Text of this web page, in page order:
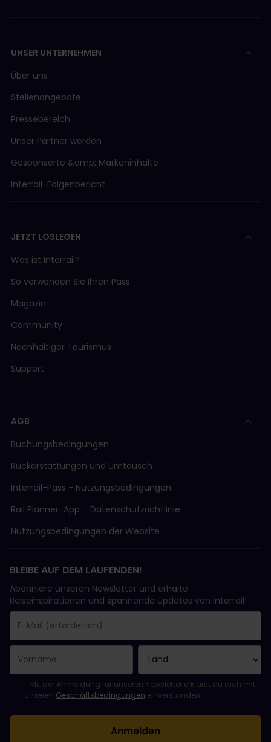
UNSER UNTERNEHMEN
Über uns
Stellenangebote
Pressebereich
Unser Partner werden
Gesponserte &amp; Markeninhalte
Interrail-Folgenbericht
JETZT LOSLEGEN
Was ist Interrail?
So verwenden Sie Ihren Pass
Magazin
Community
Nachhaltiger Tourismus
Support
AGB
Buchungsbedingungen
Rückerstattungen und Umtausch
Interrail-Pass - Nutzungsbedingungen
Rail Planner-App – Datenschutzrichtlinie
Nutzungsbedingungen der Website
BLEIBE AUF DEM LAUFENDEN!
Abonniere unseren Newsletter und erhalte
Reiseinspirationen und spannende Updates von Interrail!
Das Feld „E-Mail-Adresse“ ist ein Pflichtfeld!
Diese E-Mail-Adresse ist ungültig!
Beim Abonnieren des Newsletters ist ein Fehler aufgetreten.
Du hast diesen Newsletter bereits abonniert!
Bitte stimme den Allgemeinen Geschäftsbedingungen zu, um
Mit der Anmeldung für unseren Newsletter erklärst du dich mit
unseren Geschäftsbedingungen einverstanden.